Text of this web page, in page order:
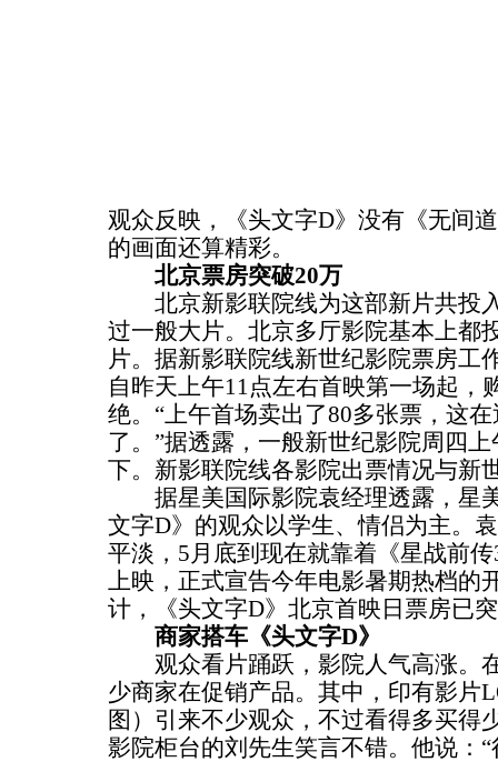
观众反映，《头文字D》没有《无间
的画面还算精彩。
北京票房突破20万
北京新影联院线为这部新片共投
过一般大片。北京多厅影院基本上都
片。据新影联院线新世纪影院票房工
自昨天上午11点左右首映第一场起，
绝。“上午首场卖出了80多张票，这
了。”据透露，一般新世纪影院周四
下。新影联院线各影院出票情况与新
据星美国际影院袁经理透露，星
文字D》的观众以学生、情侣为主。
平淡，5月底到现在就靠着《星战前
上映，正式宣告今年电影暑期热档的
计，《头文字D》北京首映日票房已
商家搭车《头文字D》
观众看片踊跃，影院人气高涨。
少商家在促销产品。其中，印有影片
图）引来不少观众，不过看得多买得
影院柜台的刘先生笑言不错。他说：